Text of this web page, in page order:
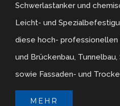
Schwerlastanker und
Leicht- und
diese hoch- professionellen
und Brückenbau,
sowie Fassaden- und
MEHR